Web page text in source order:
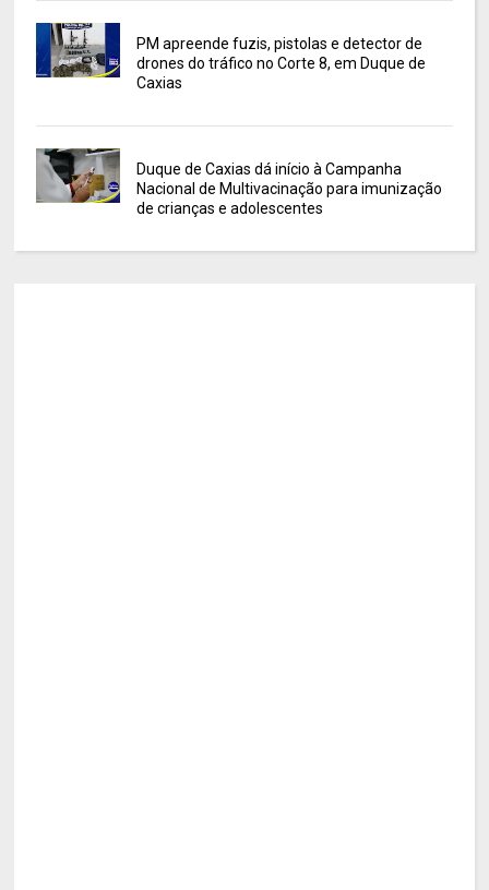
PM apreende fuzis, pistolas e detector de
drones do tráfico no Corte 8, em Duque de
Caxias
Duque de Caxias dá início à Campanha
Nacional de Multivacinação para imunização
de crianças e adolescentes